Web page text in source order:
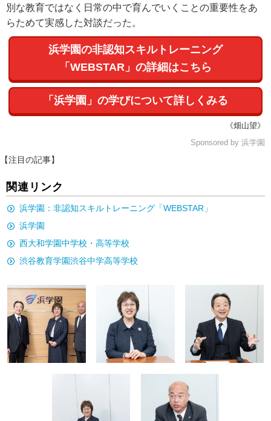
別な教育ではなく日常の中で育んでいくことの重要性をあ
らためて実感した対談だった。
浜学園の非認知スキルトレーニング
「WEBSTAR」の詳細はこちら
「浜学園」の学びについて詳しくみる
《畑山望》
Sponsored by 浜学園
【注目の記事】
関連リンク
浜学園：非認知スキルトレーニング「WEBSTAR」
浜学園
西大和学園中学校・高等学校
渋谷教育学園渋谷中学高等学校